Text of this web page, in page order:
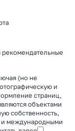
рекомендательные
(но не
и
страниц,
объектами
собственность,
и международными